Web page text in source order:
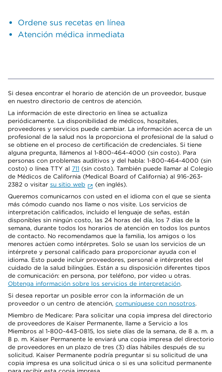
Ordene sus recetas en línea
Atención médica inmediata
Si desea encontrar el horario de atención de un proveedor, busque
en nuestro directorio de centros de atención.
La información de este directorio en línea se actualiza
periódicamente. La disponibilidad de médicos, hospitales,
proveedores y servicios puede cambiar. La información acerca de un
profesional de la salud nos la proporciona el profesional de la salud o
se obtiene en el proceso de certificación de credenciales. Si tiene
alguna pregunta, llámenos al 1-800-464-4000 (sin costo). Para
personas con problemas auditivos y del habla: 1-800-464-4000 (sin
costo) o línea TTY al 711 (sin costo). También puede llamar al Colegio
de Médicos de California (Medical Board of California) al 916-263-
2382 o visitar su sitio web
(en inglés).
Queremos comunicarnos con usted en el idioma con el que se sienta
más cómodo cuando nos llame o nos visite. Los servicios de
interpretación calificados, incluido el lenguaje de señas, están
disponibles sin ningún costo, las 24 horas del día, los 7 días de la
semana, durante todos los horarios de atención en todos los puntos
de contacto. No recomendamos que la familia, los amigos o los
menores actúen como intérpretes. Solo se usan los servicios de un
intérprete y personal calificado para proporcionar ayuda con el
idioma. Esto puede incluir proveedores, personal e intérpretes del
cuidado de la salud bilingües. Están a su disposición diferentes tipos
de comunicación: en persona, por teléfono, por video u otras.
Obtenga información sobre los servicios de interpretación.
Si desea reportar un posible error con la información de un
proveedor o un centro de atención, comuníquese con nosotros.
Miembro de Medicare: Para solicitar una copia impresa del directorio
de proveedores de Kaiser Permanente, llame a Servicio a los
Miembros al 1-800-443-0815, los siete días de la semana, de 8 a. m. a
8 p. m. Kaiser Permanente le enviará una copia impresa del directorio
de proveedores en un plazo de tres (3) días hábiles después de su
solicitud. Kaiser Permanente podría preguntar si su solicitud de una
copia impresa es una solicitud única o si es una solicitud permanente